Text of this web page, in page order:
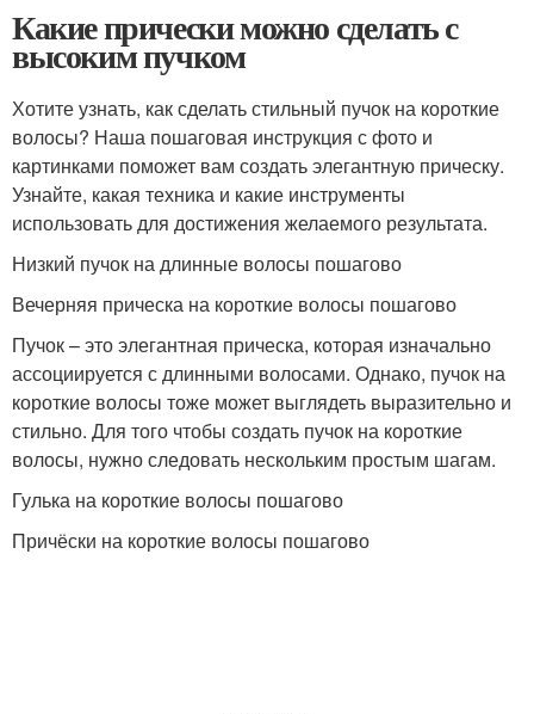
Какие прически можно сделать с
высоким пучком
Хотите узнать, как сделать стильный пучок на короткие
волосы? Наша пошаговая инструкция с фото и
картинками поможет вам создать элегантную прическу.
Узнайте, какая техника и какие инструменты
использовать для достижения желаемого результата.
Низкий пучок на длинные волосы пошагово
Вечерняя прическа на короткие волосы пошагово
Пучок – это элегантная прическа, которая изначально
ассоциируется с длинными волосами. Однако, пучок на
короткие волосы тоже может выглядеть выразительно и
стильно. Для того чтобы создать пучок на короткие
волосы, нужно следовать нескольким простым шагам.
Гулька на короткие волосы пошагово
Причёски на короткие волосы пошагово